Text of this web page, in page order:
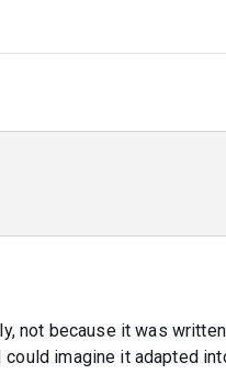
not because it was
imagine it adapted